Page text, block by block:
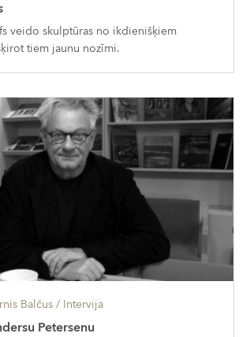
veido skulptūras no ikdienišķiem
tiem jaunu nozīmi.
Balčus / Intervija
Petersenu